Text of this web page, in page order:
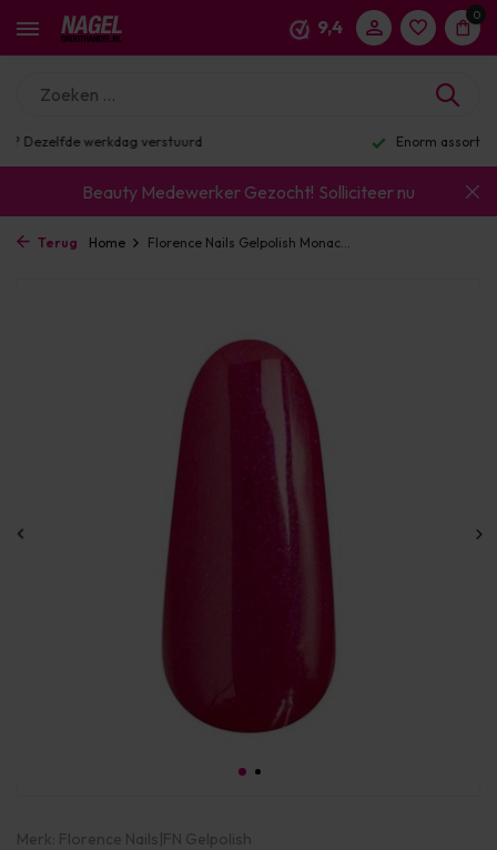
9,4
0
Enorm assortiment & alle bekende merken
Beauty Medewerker Gezocht! Solliciteer nu
Terug Home Florence Nails Gelpolish Monac...
Merk: Florence Nails|FN Gelpolish